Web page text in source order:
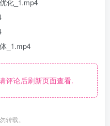
化_1.mp4
_1.mp4
评论后刷新页面查看.
转载。